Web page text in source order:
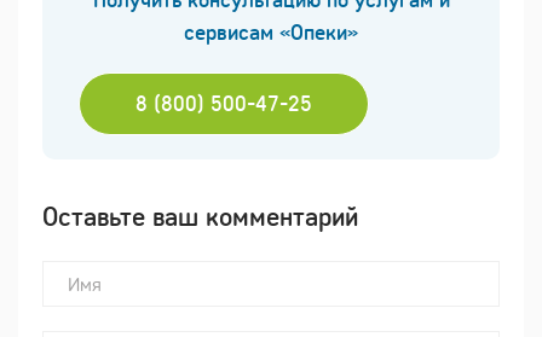
сервисам «Опеки»
8 (800) 500-47-25
Оставьте ваш комментарий